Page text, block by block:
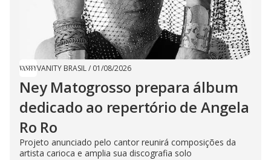
VANITY BRASIL/ 01/08/2026
Ney Matogrosso prepara álbum
dedicado ao repertório de Angela
Ro Ro
Projeto anunciado pelo cantor reunirá composições da
artista carioca e amplia sua discografia solo